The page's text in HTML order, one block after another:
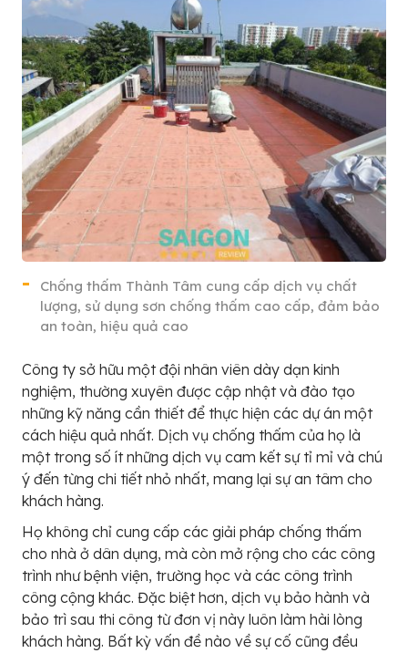
Chống thấm Thành Tâm cung cấp dịch vụ chất
lượng, sử dụng sơn chống thấm cao cấp, đảm bảo
an toàn, hiệu quả cao
Công ty sở hữu một đội nhân viên dày dạn kinh
nghiệm, thường xuyên được cập nhật và đào tạo
những kỹ năng cần thiết để thực hiện các dự án một
cách hiệu quả nhất. Dịch vụ chống thấm của họ là
một trong số ít những dịch vụ cam kết sự tỉ mỉ và chú
ý đến từng chi tiết nhỏ nhất, mang lại sự an tâm cho
khách hàng.
Họ không chỉ cung cấp các giải pháp chống thấm
cho nhà ở dân dụng, mà còn mở rộng cho các công
trình như bệnh viện, trường học và các công trình
công cộng khác. Đặc biệt hơn, dịch vụ bảo hành và
bảo trì sau thi công từ đơn vị này luôn làm hài lòng
khách hàng. Bất kỳ vấn đề nào về sự cố cũng đều